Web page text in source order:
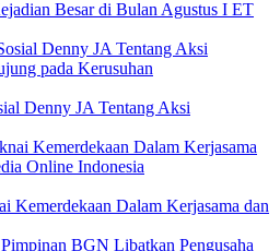
Besar di Bulan Agustus I ET
Denny JA Tentang Aksi
Kemerdekaan Dalam Kerjasama dan